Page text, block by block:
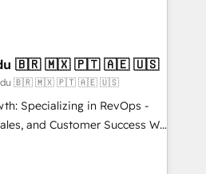
over 25,000+ customers so
✔️Bespoke apps &
on-demand bundle services. Connect with us today!
4RevOps | Mkt4edu 🇧🇷 🇲🇽 🇵🇹 🇦🇪 🇺🇸
🇧🇷 🇲🇽 🇵🇹 🇦🇪 🇺🇸
Specializing in RevOps -
and Customer Success We
growth for companies
tailored marketing, sales,